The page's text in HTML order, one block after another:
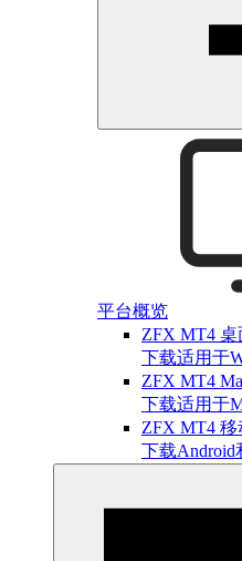
平台概览
ZFX MT4 桌
下载适用于
ZFX MT4
下载适用于
ZFX MT4 移
下载Android